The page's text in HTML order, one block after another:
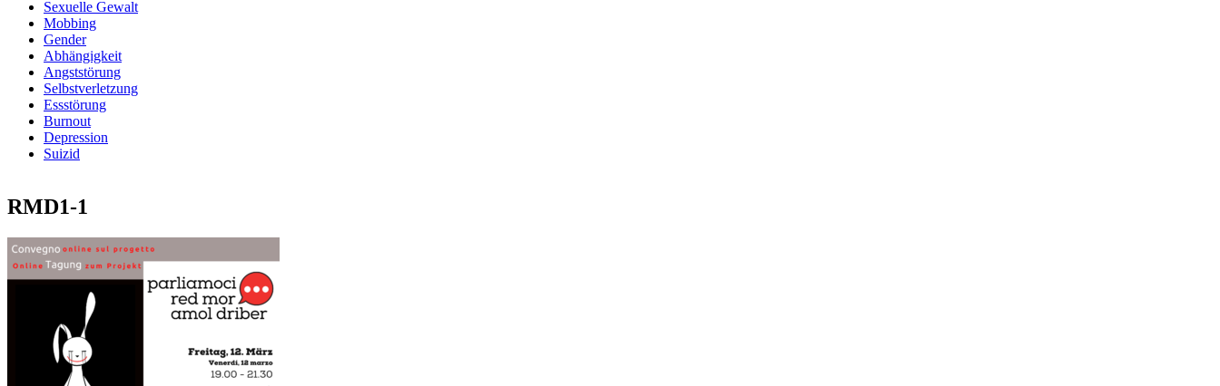
Sexuelle Gewalt
Mobbing
Gender
Abhängigkeit
Angststörung
Selbstverletzung
Essstörung
Burnout
Depression
Suizid
RMD1-1